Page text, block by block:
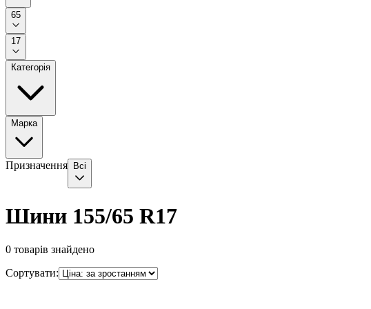
65
17
Категорія
Марка
Призначення Всі
Шини 155/65 R17
0 товарів знайдено
Сортувати: